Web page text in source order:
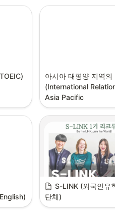
아시아 태평양 지역의
(International
Asia Pacific
S-LINK (외국인유
단체)